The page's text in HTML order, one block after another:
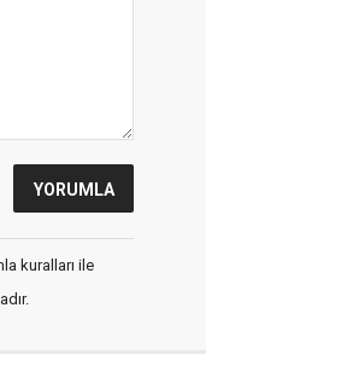
kuralları ile